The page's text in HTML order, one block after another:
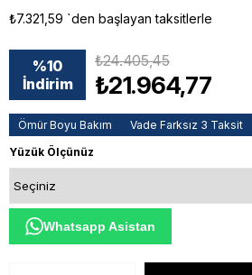
₺7.321,59 `den başlayan taksitlerle
%10
İndirim
₺24.405,45
₺21.964,77
Ömür Boyu Bakım Vade Farksız 3 Taksit
Yüzük Ölçünüz
Whatsapp Asistan